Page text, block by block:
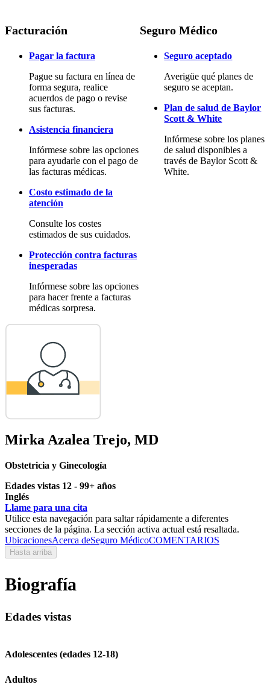
Facturación
Pagar la factura
Pague su factura en línea de
forma segura, realice
acuerdos de pago o revise
sus facturas.
Asistencia financiera
Infórmese sobre las opciones
para ayudarle con el pago de
las facturas médicas.
Costo estimado de la
atención
Consulte los costes
estimados de sus cuidados.
Protección contra facturas
inesperadas
Infórmese sobre las opciones
para hacer frente a facturas
médicas sorpresa.
Seguro Médico
Seguro aceptado
Averigüe qué planes de
seguro se aceptan.
Plan de salud de Baylor
Scott & White
Infórmese sobre los planes
de salud disponibles a
través de Baylor Scott &
White.
Mirka Azalea Trejo, MD
Obstetricia y Ginecología
Edades vistas 12 - 99+ años
Inglés
Llame para una cita
Utilice esta navegación para saltar rápidamente a diferentes
secciones de la página. La sección activa actual está resaltada.
UbicacionesAcerca deSeguro MédicoCOMENTARIOS
Hasta arriba
Biografía
Edades vistas
Adolescentes (edades 12-18)
Adultos